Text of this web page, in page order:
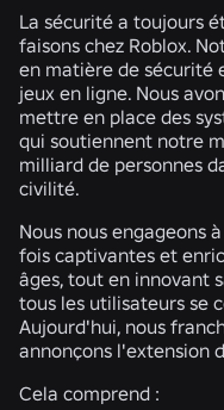
La sécurité a toujours
faisons chez Roblox.
en matière de sécurité
jeux en ligne. Nous
mettre en place des
qui soutiennent notre
milliard de personnes
civilité.
Nous nous engageons
fois captivantes et
âges, tout en innovant
tous les utilisateurs se
Aujourd'hui, nous
annonçons l'extension
Cela comprend :